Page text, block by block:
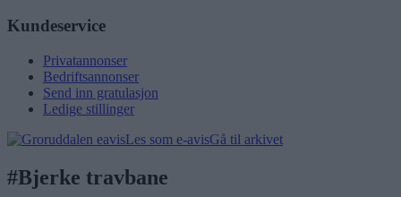
Kundeservice
Privatannonser
Bedriftsannonser
Send inn gratulasjon
Ledige stillinger
Les som e-avisGå til arkivet
#Bjerke travbane